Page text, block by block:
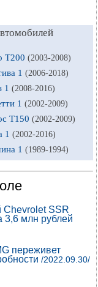
Т200 (2003-2008)
1 (2006-2018)
1 (2008-2016)
1 (2002-2009)
Т150 (2002-2009)
1 (2002-2016)
1 (1989-1994)
Chevrolet SSR
3,6 млн рублей
переживет
/2022.09.30/